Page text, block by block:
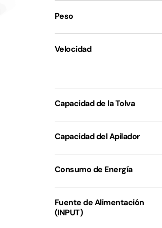
Peso
Velocidad
Capacidad de la Tolva
Capacidad del Apilador
Consumo de Energía
Fuente de Alimentación
(INPUT)